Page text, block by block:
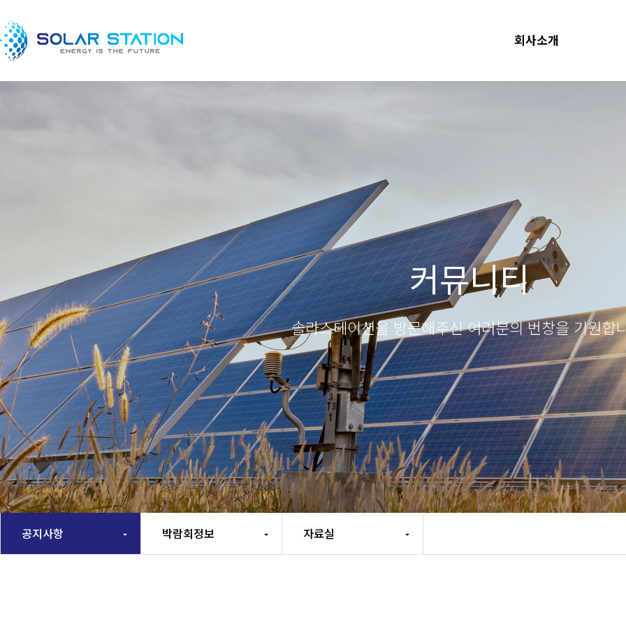
회사소개
커뮤니티
솔라스테이션을 방문해주신 여러분의 번창을 기원합
공지사항 박람회정보 자료실